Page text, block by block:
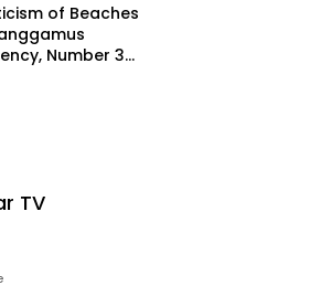
of Beaches
Number 3
TV